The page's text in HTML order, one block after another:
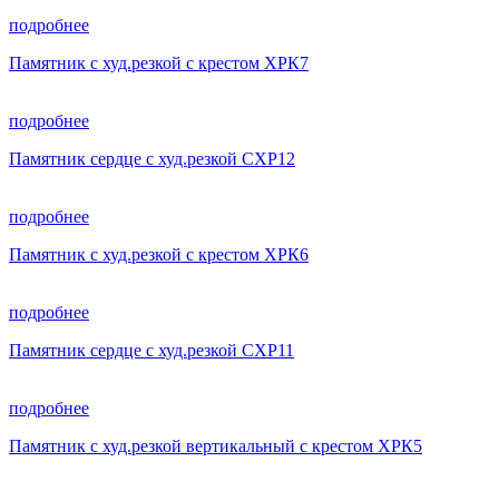
подробнее
Памятник с худ.резкой с крестом ХРК7
подробнее
Памятник сердце с худ.резкой СХР12
подробнее
Памятник с худ.резкой с крестом ХРК6
подробнее
Памятник сердце с худ.резкой СХР11
подробнее
Памятник с худ.резкой вертикальный с крестом ХРК5